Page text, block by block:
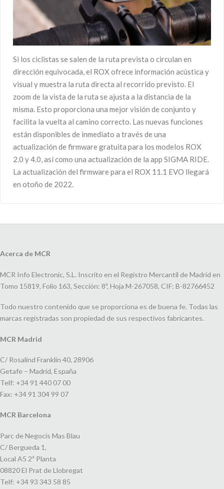
Si los ciclistas se salen de la ruta prevista o circulan en
dirección equivocada, el ROX ofrece información acústica y
visual y muestra la ruta directa al recorrido previsto. El
zoom de la vista de la ruta se ajusta a la distancia de la
misma. Esto proporciona una mejor visión de conjunto y
facilita la vuelta al camino correcto. Las nuevas funciones
están disponibles de inmediato a través de una
actualización de firmware gratuita para los modelos ROX
2.0 y 4.0, así como una actualización de la app SIGMA RIDE.
La actualización del firmware para el ROX 11.1 EVO llegará
en otoño de 2022.
Acerca de MCR
MCR Info Electronic, S.L. Inscrito en el Registro Mercantil de Madrid en
Tomo 15819, Folio 163, Sección: 8ª, Hoja M-267058, CIF: B-82766452
Todo nuestro contenido que se proporciona es de buena fe. Todas las
marcas registradas son propiedad de sus respectivos fabricantes.
MCR Madrid
C/ Rosalind Franklin 40, 28906
Getafe – Madrid, España
Telf: +34 91 440 07 00
Fax: +34 91 304 99 07
MCR Barcelona
Parc de Negocis Mas Blau
C/ Bergueda 1,
Local A5 2ª Planta
08820 El Prat de Llobregat
Telf: +34 93 343 58 85